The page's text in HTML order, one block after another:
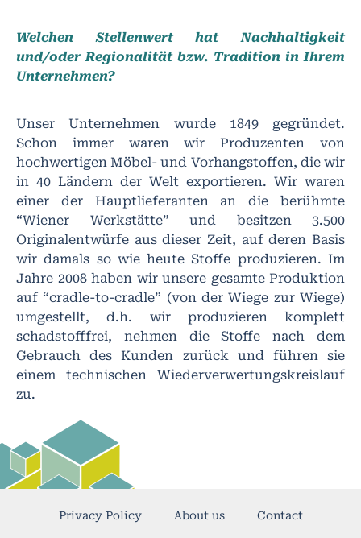
Welchen Stellenwert hat Nachhaltigkeit
und/oder Regionalität bzw. Tradition in Ihrem
Unternehmen?
Unser Unternehmen wurde 1849 gegründet.
Schon immer waren wir Produzenten von
hochwertigen Möbel- und Vorhangstoffen, die wir
in 40 Ländern der Welt exportieren. Wir waren
einer der Hauptlieferanten an die berühmte
“Wiener Werkstätte” und besitzen 3.500
Originalentwürfe aus dieser Zeit, auf deren Basis
wir damals so wie heute Stoffe produzieren. Im
Jahre 2008 haben wir unsere gesamte Produktion
auf “cradle-to-cradle” (von der Wiege zur Wiege)
umgestellt, d.h. wir produzieren komplett
schadstofffrei, nehmen die Stoffe nach dem
Gebrauch des Kunden zurück und führen sie
einem technischen Wiederverwertungskreislauf
zu.
Privacy Policy About us Contact